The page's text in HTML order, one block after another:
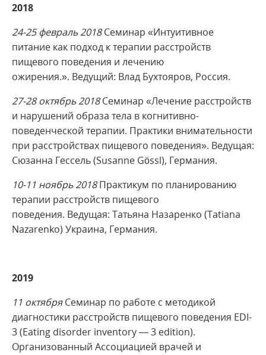
2018
24-25 февраль 2018Семинар «Интуитивное
питание как подход к терапии расстройств
пищевого поведения и лечению
ожирения.». Ведущий: Влад Бухтояров, Россия.
27-28 октябрь 2018Семинар «Лечение расстройств
и нарушений образа тела в когнитивно-
поведенческой терапии. Практики внимательности
при расстройствах пищевого поведения». Ведущая:
Сюзанна Гессель (Susanne Gössl), Германия.
10-11 ноябрь 2018Практикум по планированию
терапии расстройств пищевого
поведения. Ведущая: Татьяна Назаренко (Tatiana
Nazarenko) Украина, Германия.
2019
11 октябряСеминар по работе с методикой
диагностики расстройств пищевого поведения EDI-
3 (Eating disorder inventory — 3 edition).
Организованный Ассоциацией врачей и